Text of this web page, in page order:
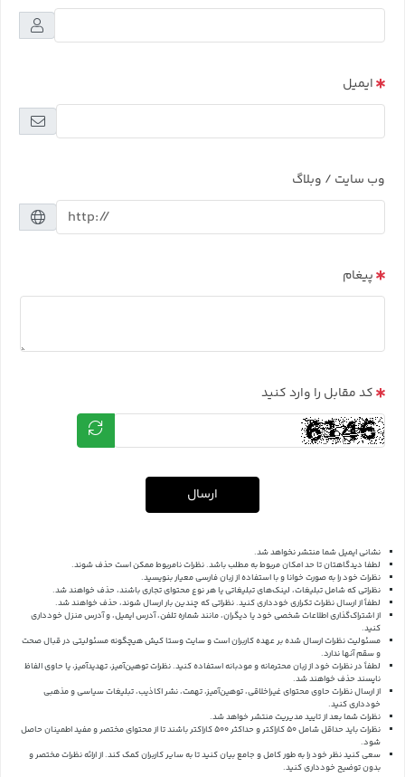
ایمیل
وب سایت / وبلاگ
پیغام
کد مقابل را وارد کنید
ارسال
نشانی ایمیل شما منتشر نخواهد شد.
لطفا دیدگاهتان تا حد امکان مربوط به مطلب باشد. نظرات نامربوط ممکن است حذف شوند.
نظرات خود را به صورت خوانا و با استفاده از زبان فارسی معیار بنویسید.
نظراتی که شامل تبلیغات، لینک‌های تبلیغاتی یا هر نوع محتوای تجاری باشند، حذف خواهند شد.
لطفاً از ارسال نظرات تکراری خودداری کنید. نظراتی که چندین بار ارسال شوند، حذف خواهند شد.
از اشتراک‌گذاری اطلاعات شخصی خود یا دیگران، مانند شماره تلفن، آدرس ایمیل، و آدرس منزل خودداری
کنید.
مسئولیت نظرات ارسال شده بر عهده کاربران است و سایت وستا کیش هیچگونه مسئولیتی در قبال صحت
و سقم آنها ندارد.
لطفاً در نظرات خود از زبان محترمانه و مودبانه استفاده کنید. نظرات توهین‌آمیز، تهدیدآمیز، یا حاوی الفاظ
ناپسند حذف خواهند شد.
از ارسال نظرات حاوی محتوای غیراخلاقی، توهین‌آمیز، تهمت، نشر اکاذیب، تبلیغات سیاسی و مذهبی
خودداری کنید.
نظرات شما بعد از تایید مدیریت منتشر خواهد شد.
نظرات باید حداقل شامل 50 کاراکتر و حداکثر 500 کاراکتر باشند تا از محتوای مختصر و مفید اطمینان حاصل
شود.
سعی کنید نظر خود را به طور کامل و جامع بیان کنید تا به سایر کاربران کمک کند.از ارائه نظرات مختصر و
بدون توضیح خودداری کنید.